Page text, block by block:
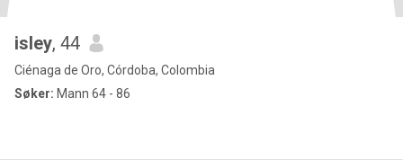
isley, 44
Ciénaga de Oro, Córdoba, Colombia
Søker: Mann 64 - 86